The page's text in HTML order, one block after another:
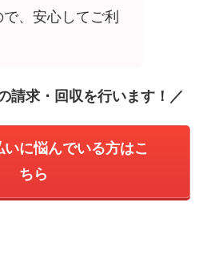
、安心してご利
請求・回収を行います！／
に悩んでいる方はこ
ちら